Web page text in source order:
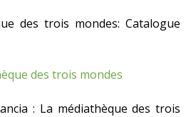
des trois mondes: Catalogue
des trois mondes
: La médiathèque des trois